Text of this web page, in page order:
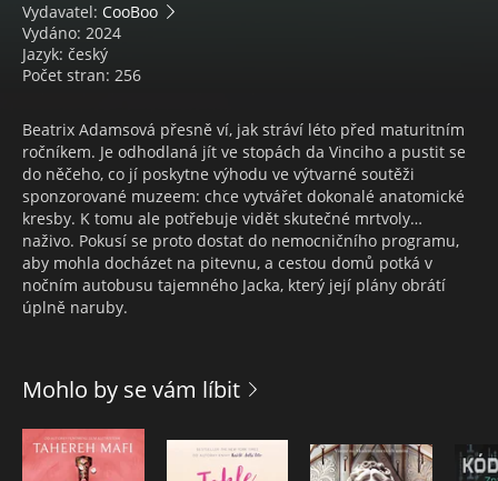
Vydavatel: CooBoo
Vydáno: 2024
Jazyk: český
Počet stran: 256
Beatrix Adamsová přesně ví, jak stráví léto před maturitním
ročníkem. Je odhodlaná jít ve stopách da Vinciho a pustit se
do něčeho, co jí poskytne výhodu ve výtvarné soutěži
sponzorované muzeem: chce vytvářet dokonalé anatomické
kresby. K tomu ale potřebuje vidět skutečné mrtvoly…
naživo. Pokusí se proto dostat do nemocničního programu,
aby mohla docházet na pitevnu, a cestou domů potká v
nočním autobusu tajemného Jacka, který její plány obrátí
úplně naruby.
Mohlo by se vám líbit